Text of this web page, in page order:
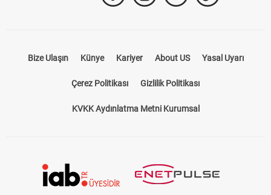
Bize Ulaşın Künye Kariyer About US Yasal Uyarı
Çerez Politikası Gizlilik Politikası
KVKK Aydınlatma Metni Kurumsal